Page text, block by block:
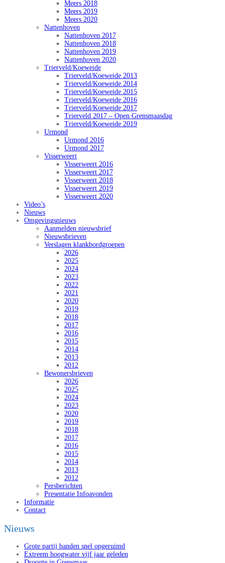
Meers 2018
Meers 2019
Meers 2020
Nattenhoven
Nattenhoven 2017
Nattenhoven 2018
Nattenhoven 2019
Nattenhoven 2020
Trierveld/Koeweide
Trierveld/Koeweide 2013
Trierveld/Koeweide 2014
Trierveld/Koeweide 2015
Trierveld/Koeweide 2016
Trierveld/Koeweide 2017
Trierveld 2017 – Open Grensmaasdag
Trierveld/Koeweide 2019
Urmond
Urmond 2016
Urmond 2017
Visserweert
Visserweert 2016
Visserweert 2017
Visserweert 2018
Visserweert 2019
Visserweert 2020
Video’s
Nieuws
Omgevingsnieuws
Aanmelden nieuwsbrief
Nieuwsbrieven
Verslagen klankbordgroepen
2026
2025
2024
2023
2022
2021
2020
2019
2018
2017
2016
2015
2014
2013
2012
Bewonersbrieven
2026
2025
2024
2023
2020
2019
2018
2017
2016
2015
2014
2013
2012
Persberichten
Presentatie Infoavonden
Informatie
Contact
Nieuws
Grote partij banden snel opgeruimd
Extreem hoogwater vijf jaar geleden